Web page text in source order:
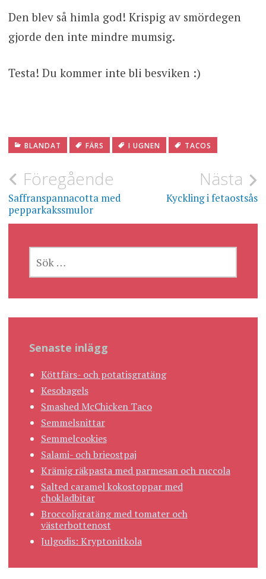
Den blev så himla god! Krispig av smördegen
gjorde den inte mindre mumsig.
Testa! Du kommer inte bli besviken :)
BLANDAT FÄRS I UGNEN TACOS
Inläggsnavigering
Föregående
Saffranspannacotta med
pepparkakssmulor
Nästa
Kyckling i fetaostsås
EFTER:
Senaste inlägg
Köttfärs- och potatisgratäng
Kesobagels
Smashed McChicken Taco
Semmelsnittar
Semmelcookies
Salami- och brieostpaj
Krämig räkpasta med parmesan och ruccola
Salted caramel kokostoppar med
chokladbitar
Broccoligratäng med tomater och
västerbottenost
Julgodis: Kryptonitkola